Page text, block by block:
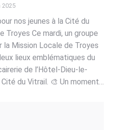
2025
nos jeunes à la Cité du
Troyes Ce mardi, un groupe
la Mission Locale de Troyes
lieux emblématiques du
de l’Hôtel-Dieu-le-
du Vitrail. 🎨 Un moment…